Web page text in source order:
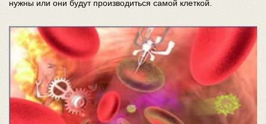
нужны или они будут производиться самой клеткой.